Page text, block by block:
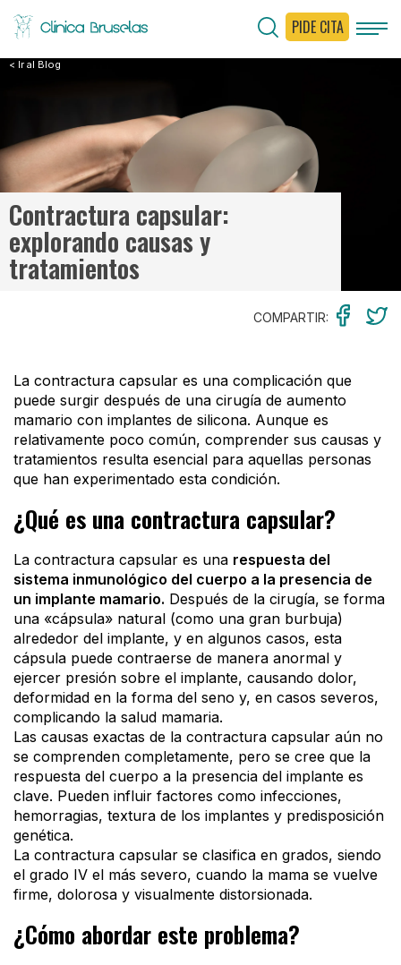
PIDE CITA
< Ir al Blog
Contractura capsular:
explorando causas y
tratamientos
COMPARTIR:
La contractura capsular es una complicación que
puede surgir después de una cirugía de aumento
mamario con implantes de silicona. Aunque es
relativamente poco común, comprender sus causas y
tratamientos resulta esencial para aquellas personas
que han experimentado esta condición.
¿Qué es una contractura capsular?
La contractura capsular es una respuesta del
sistema inmunológico del cuerpo a la presencia de
un implante mamario. Después de la cirugía, se forma
una «cápsula» natural (como una gran burbuja)
alrededor del implante, y en algunos casos, esta
cápsula puede contraerse de manera anormal y
ejercer presión sobre el implante, causando dolor,
deformidad en la forma del seno y, en casos severos,
complicando la salud mamaria.
Las causas exactas de la contractura capsular aún no
se comprenden completamente, pero se cree que la
respuesta del cuerpo a la presencia del implante es
clave. Pueden influir factores como infecciones,
hemorragias, textura de los implantes y predisposición
genética.
La contractura capsular se clasifica en grados, siendo
el grado IV el más severo, cuando la mama se vuelve
firme, dolorosa y visualmente distorsionada.
¿Cómo abordar este problema?